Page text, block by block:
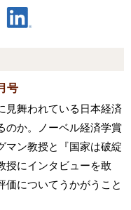
号
見舞われている日本経済
のか。ノーベル経済学賞
マン教授と『国家は破綻
授にインタビューを敢
価についてうかがうこと